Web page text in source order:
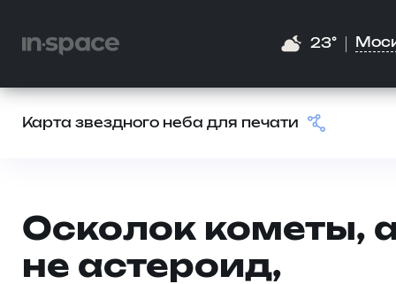
23°
Карта звездного неба для печати
Осколок кометы,
не астероид,